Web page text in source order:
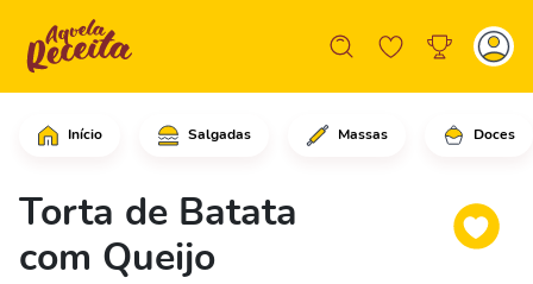
Início Salgadas Massas Doces
Torta de Batata
com Queijo
Comece descascando as batatas e